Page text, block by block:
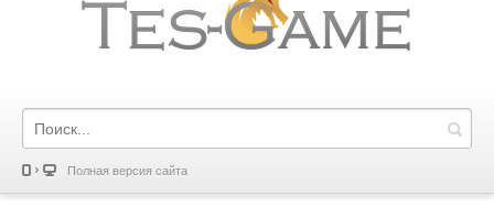
Полная версия сайта